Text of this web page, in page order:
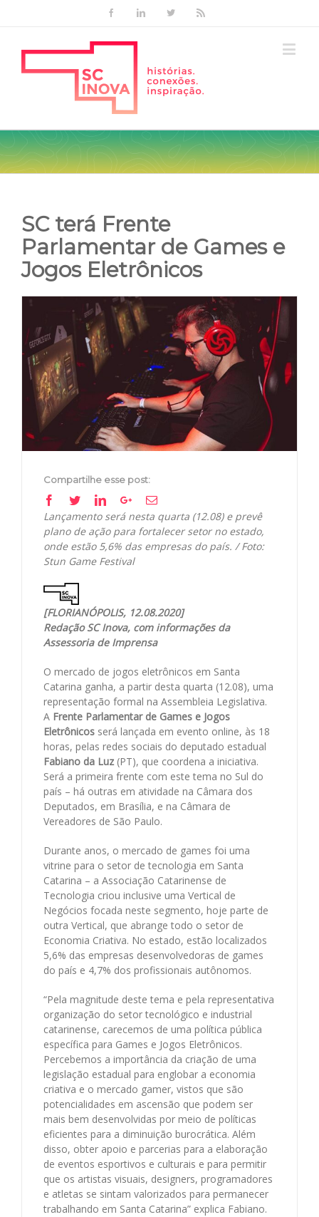
FacebookLinkedinTwitter
SC terá Frente
Parlamentar de Games e
Jogos Eletrônicos
Image
Compartilhe esse post:
Facebook
TwitterLinkedinGoogle+Email
Lançamento será nesta quarta (12.08) e prevê
plano de ação para fortalecer setor no estado,
onde estão 5,6% das empresas do país. / Foto:
Stun Game Festival
[FLORIANÓPOLIS, 12.08.2020]
Redação SC Inova, com informações da
Assessoria de Imprensa
O mercado de jogos eletrônicos em Santa
Catarina ganha, a partir desta quarta (12.08), uma
representação formal na Assembleia Legislativa.
A Frente Parlamentar de Games e Jogos
Eletrônicos será lançada em evento online, às 18
horas, pelas redes sociais do deputado estadual
Fabiano da Luz (PT), que coordena a iniciativa.
Será a primeira frente com este tema no Sul do
país – há outras em atividade na Câmara dos
Deputados, em Brasília, e na Câmara de
Vereadores de São Paulo.
Durante anos, o mercado de games foi uma
vitrine para o setor de tecnologia em Santa
Catarina – a Associação Catarinense de
Tecnologia criou inclusive uma Vertical de
Negócios focada neste segmento, hoje parte de
outra Vertical, que abrange todo o setor de
Economia Criativa. No estado, estão localizados
5,6% das empresas desenvolvedoras de games
do país e 4,7% dos profissionais autônomos.
“Pela magnitude deste tema e pela representativa
organização do setor tecnológico e industrial
catarinense, carecemos de uma política pública
específica para Games e Jogos Eletrônicos.
Percebemos a importância da criação de uma
legislação estadual para englobar a economia
criativa e o mercado gamer, vistos que são
potencialidades em ascensão que podem ser
mais bem desenvolvidas por meio de políticas
eficientes para a diminuição burocrática. Além
disso, obter apoio e parcerias para a elaboração
de eventos esportivos e culturais e para permitir
que os artistas visuais, designers, programadores
e atletas se sintam valorizados para permanecer
trabalhando em Santa Catarina” explica Fabiano.